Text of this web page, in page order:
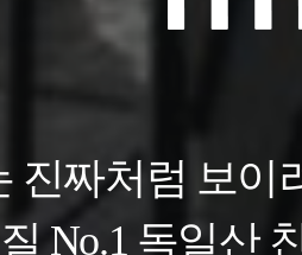
티타늄아연판
구성과 티타늄